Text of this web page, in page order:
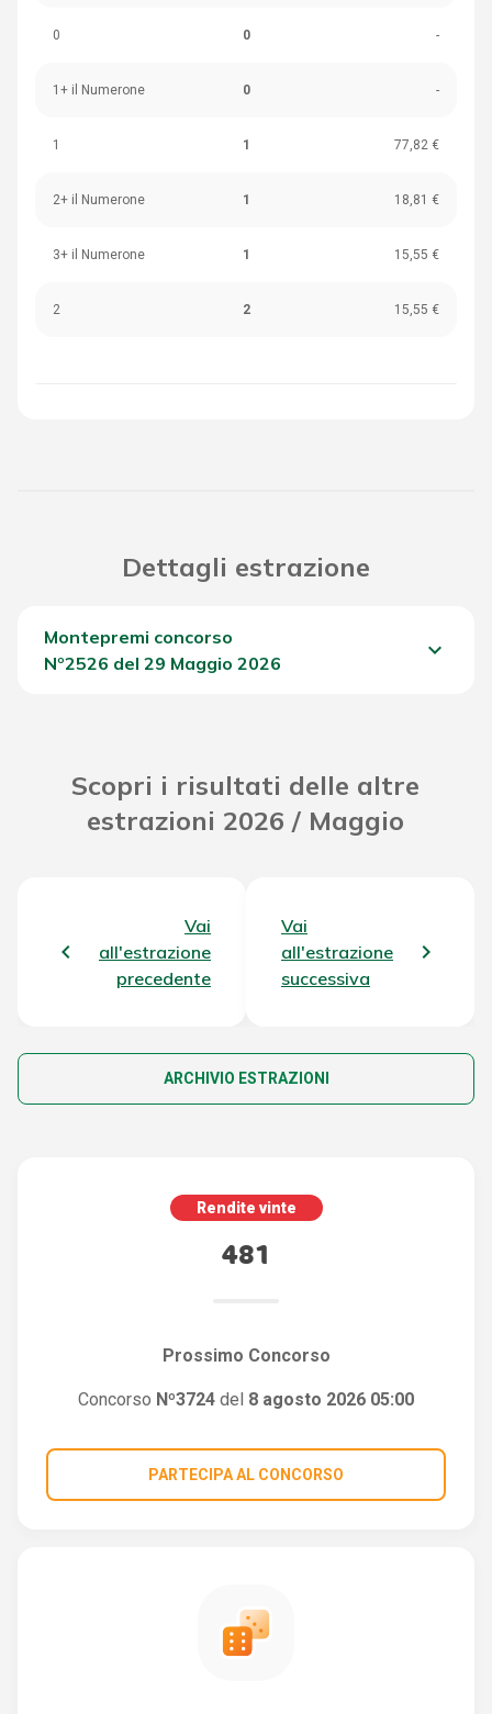
0 0 -
1+ il Numerone 0 -
1 1 77,82 €
2+ il Numerone 1 18,81 €
3+ il Numerone 1 15,55 €
2 2 15,55 €
Dettagli estrazione
Montepremi concorso
Nº2526 del 29 Maggio 2026
keyboard_arrow_down
Scopri i risultati delle altre
estrazioni 2026 / Maggio
Vai
all'estrazione
precedente
Vai
all'estrazione
successiva
ARCHIVIO ESTRAZIONI
Rendite vinte
481
Prossimo Concorso
Concorso Nº3724 del 8 agosto 2026 05:00
PARTECIPA AL CONCORSO